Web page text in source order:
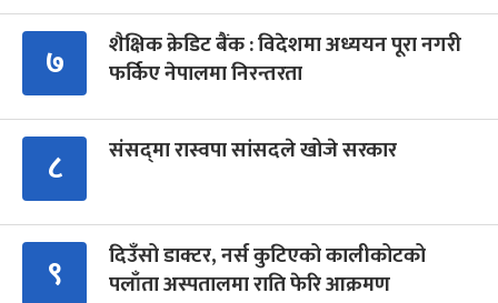
७
शैक्षिक क्रेडिट बैंक : विदेशमा अध्ययन पूरा नगरी
फर्किए नेपालमा निरन्तरता
८ संसद्‍मा रास्वपा सांसदले खोजे सरकार
९
दिउँसो डाक्टर, नर्स कुटिएको कालीकोटको
पलाँता अस्पतालमा राति फेरि आक्रमण